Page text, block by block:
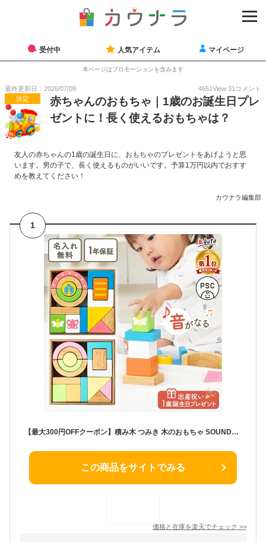
受付中 人気アイテム マイページ
本ページはプロモーションを含みます
最終更新日：2026/07/09 4651View 31 コメント
決定
赤ちゃんのおもちゃ｜1歳のお誕生日プレ
ゼントに！長く使えるおもちゃは？
友人の赤ちゃんの1歳の誕生日に、おもちゃのプレゼントをあげようと思
います。男の子で、長く使えるものがいいです。予算1万円以内でおすす
めを教えてください！
カウナラ編集部
1
【最大300円OFFクーポン】積み木 つみき 木のおもちゃ SOUNDブロックス エデュテ 出産祝い 女の子 男の子 1歳誕生日プレゼント 赤ちゃん 0歳 1歳 一歳 1歳半 音のなる積み木 知育玩具 クリスマスプレゼント 名入れ無料 1年保証
この商品をサイトでみる
価格と在庫を楽天でチェック >>